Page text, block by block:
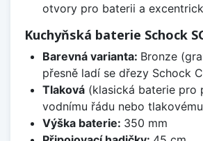
otvory pro baterii a
Kuchyňská baterie Schock
Barevná varianta: Bronze
přesně ladí se dřezy Schock
Tlaková(klasická baterie pro
vodnímu řádu nebo
Výška baterie: 350 mm